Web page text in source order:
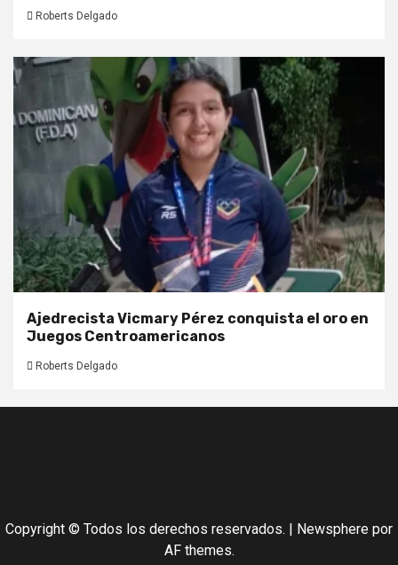
Roberts Delgado
Ajedrecista Vicmary Pérez conquista el oro en
Juegos Centroamericanos
Roberts Delgado
Copyright © Todos los derechos reservados. | Newsphere por
AF themes.